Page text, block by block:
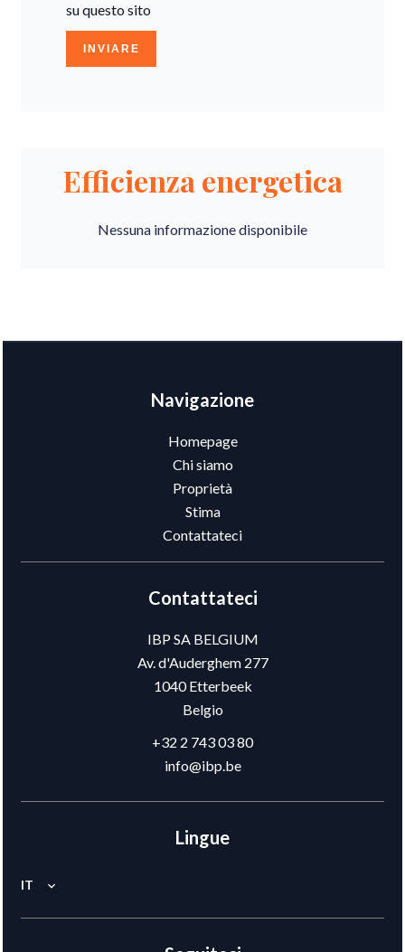
su questo sito
INVIARE
Efficienza energetica
Nessuna informazione disponibile
Navigazione
Homepage
Chi siamo
Proprietà
Stima
Contattateci
Contattateci
IBP SA BELGIUM
Av. d'Auderghem 277
1040Etterbeek
Belgio
+32 2 743 03 80
info@ibp.be
Lingue
IT